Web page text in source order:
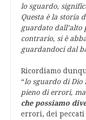
lo sguardo,
Questa è la storia
guardato
contrario, si è
guardandoci dal
Ricordiamo
“lo sguardo di Dio
pieno di errori,
che possiamo
errori, dei peccati